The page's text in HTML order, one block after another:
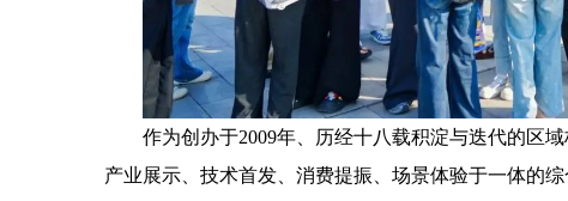
作为创办于2009年、历经十八载积淀与迭代的区
产业展示、技术首发、消费提振、场景体验于一体的